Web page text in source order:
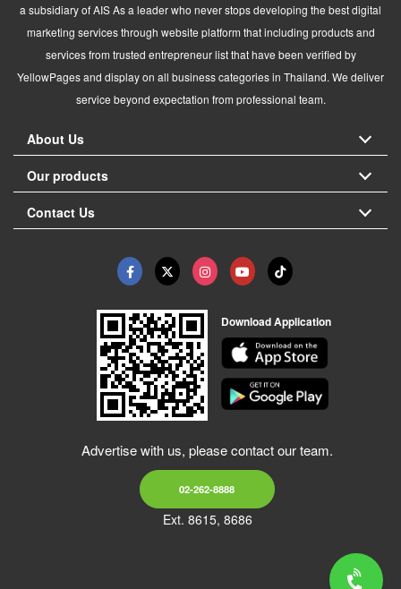
a subsidiary of AIS As a leader who never stops developing the best digital
marketing services through website platform that including products and
services from trusted entrepreneur list that have been verified by
YellowPages and display on all business categories in Thailand. We deliver
service beyond expectation from professional team.
About Us
Our products
Contact Us
Download Application
Advertise with us, please contact our team.
02-262-8888
Ext. 8615, 8686